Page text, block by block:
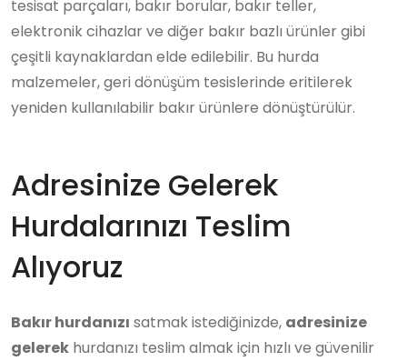
tesisat parçaları, bakır borular, bakır teller,
elektronik cihazlar ve diğer bakır bazlı ürünler gibi
çeşitli kaynaklardan elde edilebilir. Bu hurda
malzemeler, geri dönüşüm tesislerinde eritilerek
yeniden kullanılabilir bakır ürünlere dönüştürülür.
Adresinize Gelerek
Hurdalarınızı Teslim
Alıyoruz
Bakır hurdanızı satmak istediğinizde, adresinize
gelerek hurdanızı teslim almak için hızlı ve güvenilir